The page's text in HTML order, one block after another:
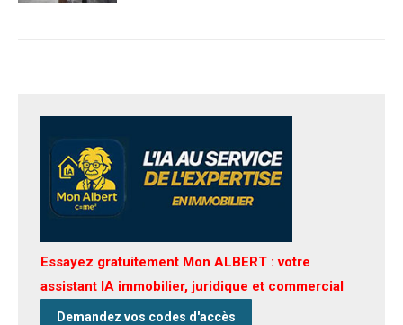
Essayez gratuitement Mon ALBERT : votre
assistant IA immobilier, juridique et commercial
Demandez vos codes d'accès